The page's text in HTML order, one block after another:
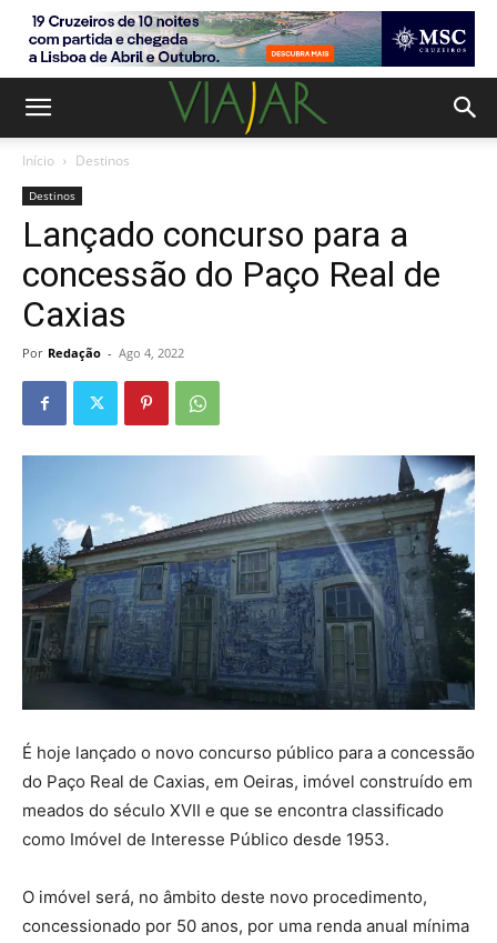
Início Destinos
Destinos
Lançado concurso para a
concessão do Paço Real de
Caxias
Por Redação - Ago 4, 2022
É hoje lançado o novo concurso público para a concessão
do Paço Real de Caxias, em Oeiras, imóvel construído em
meados do século XVII e que se encontra classificado
como Imóvel de Interesse Público desde 1953.
O imóvel será, no âmbito deste novo procedimento,
concessionado por 50 anos, por uma renda anual mínima